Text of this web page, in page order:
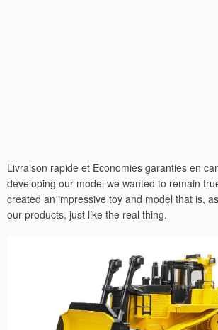
Livraison rapide et Economies garanties en
developing our model we wanted to remain
created an impressive toy and model that is,
our products, just like the real thing.